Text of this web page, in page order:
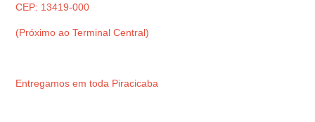
CEP: 13419-000
(Próximo ao Terminal Central)
Entregamos em toda Piracicaba